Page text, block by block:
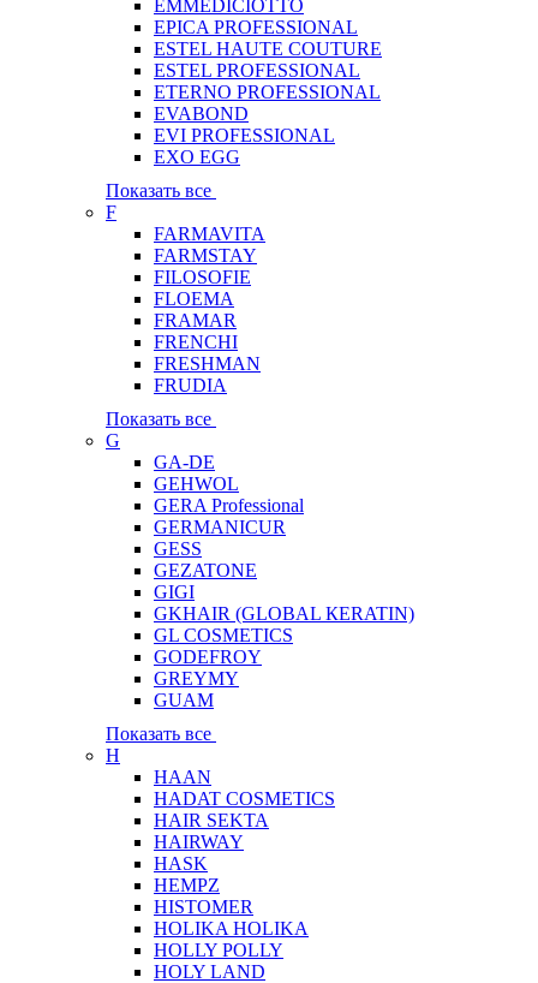
EMMEDICIOTTO
EPICA PROFESSIONAL
ESTEL HAUTE COUTURE
ESTEL PROFESSIONAL
ETERNO PROFESSIONAL
EVABOND
EVI PROFESSIONAL
EXO EGG
Показать все
F
FARMAVITA
FARMSTAY
FILOSOFIE
FLOEMA
FRAMAR
FRENCHI
FRESHMAN
FRUDIA
Показать все
G
GA-DE
GEHWOL
GERA Professional
GERMANICUR
GESS
GEZATONE
GIGI
GKHAIR (GLOBAL КЕRATIN)
GL COSMETICS
GODEFROY
GREYMY
GUAM
Показать все
H
HAAN
HADAT COSMETICS
HAIR SEKTA
HAIRWAY
HASK
HEMPZ
HISTOMER
HOLIKA HOLIKA
HOLLY POLLY
HOLY LAND